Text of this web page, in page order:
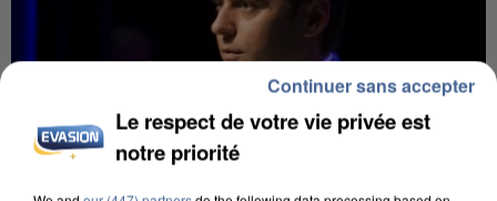
Le respect de votre vie privée est
notre priorité
Continuer sans accepter